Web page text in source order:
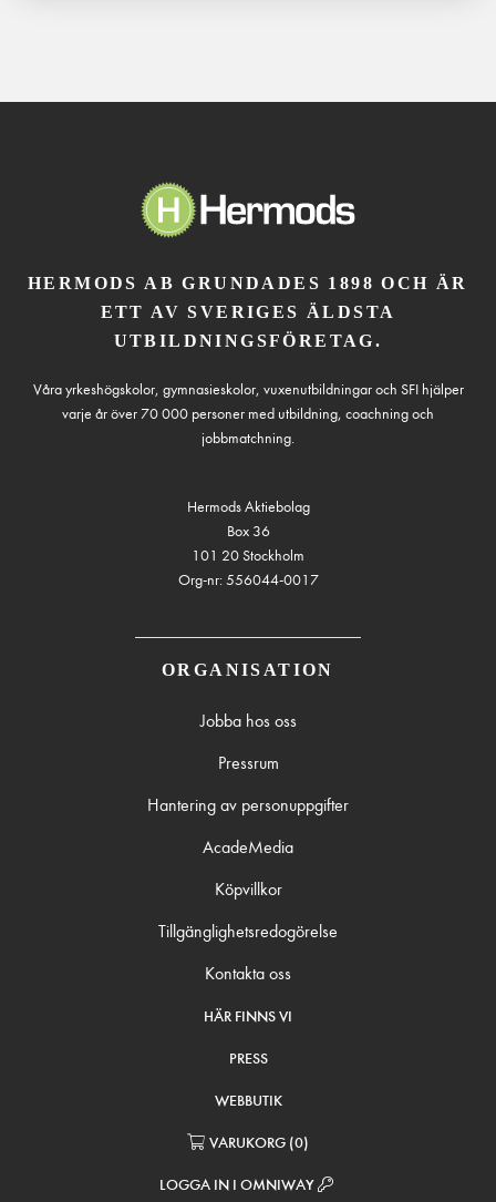
HERMODS AB GRUNDADES 1898 OCH ÄR
ETT AV SVERIGES ÄLDSTA
UTBILDNINGSFÖRETAG.
Våra yrkeshögskolor, gymnasieskolor, vuxenutbildningar och SFI hjälper
varje år över 70 000 personer med utbildning, coachning och
jobbmatchning.
Hermods Aktiebolag
Box 36
101 20 Stockholm
Org-nr: 556044-0017
ORGANISATION
Jobba hos oss
Pressrum
Hantering av personuppgifter
AcadeMedia
Köpvillkor
Tillgänglighetsredogörelse
Kontakta oss
HÄR FINNS VI
PRESS
WEBBUTIK
VARUKORG (0)
LOGGA IN I OMNIWAY